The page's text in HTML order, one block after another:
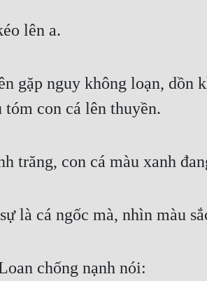
lên a.
gặp nguy không loạn, dồn
tóm con cá lên thuyền.
trăng, con cá màu xanh
là cá ngốc mà, nhìn màu
chống nạnh nói: